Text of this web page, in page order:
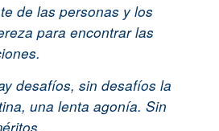
de las personas y los
para encontrar las
desafíos, sin desafíos la
una lenta agonía. Sin